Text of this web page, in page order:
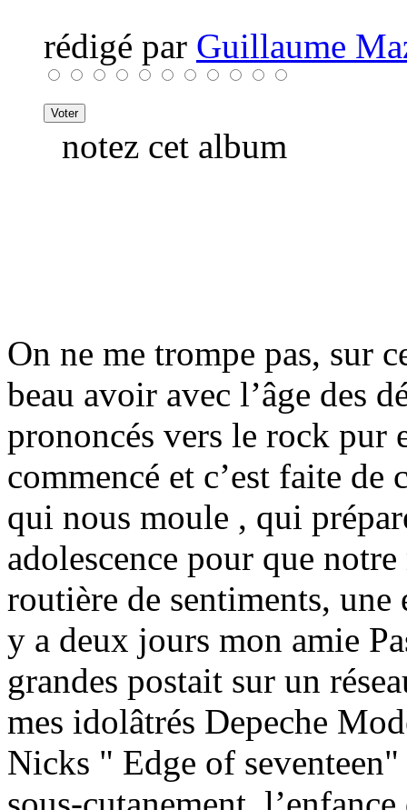
rédigé par Guillaume
notez cet album
On ne me trompe pas, sur
beau avoir avec l’âge des
prononcés vers le rock
commencé et c’est faite de
qui nous moule , qui
adolescence pour que
routière de sentiments,
y a deux jours mon amie
grandes postait sur un
mes idolâtrés Depeche
Nicks " Edge of